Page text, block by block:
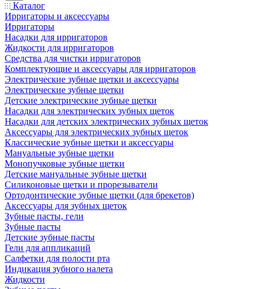
Каталог
Ирригаторы и аксессуары
Ирригаторы
Насадки для ирригаторов
Жидкости для ирригаторов
Средства для чистки ирригаторов
Комплектующие и аксессуары для ирригаторов
Электрические зубные щетки и аксессуары
Электрические зубные щетки
Детские электрические зубные щетки
Насадки для электрических зубных щеток
Насадки для детских электрических зубных щеток
Аксессуары для электрических зубных щеток
Классические зубные щетки и аксессуары
Мануальные зубные щетки
Монопучковые зубные щетки
Детские мануальные зубные щетки
Силиконовые щетки и прорезыватели
Ортодонтические зубные щетки (для брекетов)
Аксессуары для зубных щеток
Зубные пасты, гели
Зубные пасты
Детские зубные пасты
Гели для аппликаций
Салфетки для полости рта
Индикация зубного налета
Жидкости